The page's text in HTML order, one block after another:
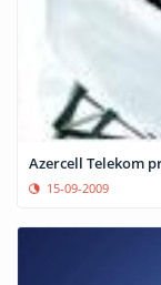
Azercell Telekom
15-09-2009